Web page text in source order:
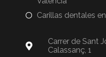
Carillas dentales
Carrer de Sant
Calassanç, 1